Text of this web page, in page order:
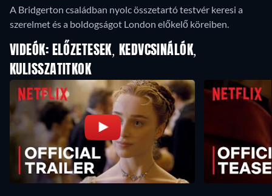
A Bridgerton családban nyolc összetartó testvér keresi a
szerelmet és a boldogságot London előkelő köreiben.
VIDEÓK: ELŐZETESEK, KEDVCSINÁLÓK,
KULISSZATITKOK